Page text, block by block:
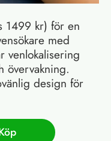
kr) för en
med
venlokalisering
övervakning.
design för